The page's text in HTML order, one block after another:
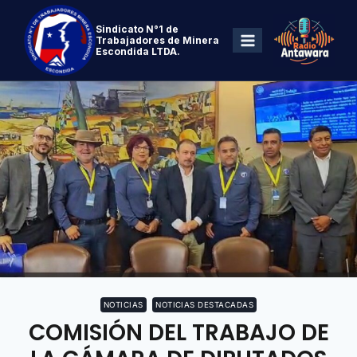
Sindicato N°1 de
Trabajadores de Minera
Escondida LTDA.
NOTICIAS NOTICIAS DESTACADAS
COMISIÓN DEL TRABAJO DE